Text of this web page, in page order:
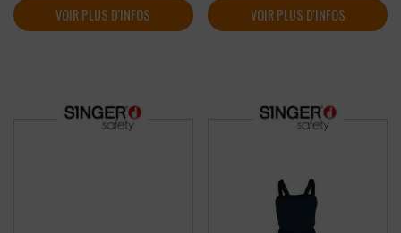
VOIR PLUS D'INFOS VOIR PLUS D'INFOS